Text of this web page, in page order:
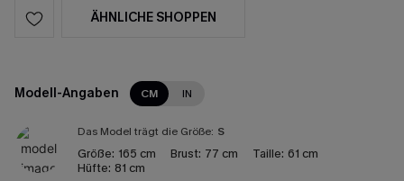
ÄHNLICHE SHOPPEN
Modell-Angaben CM IN
Das Model trägt die Größe: S
Größe: 165 cm Brust: 77 cm Taille: 61 cm
Hüfte: 81 cm